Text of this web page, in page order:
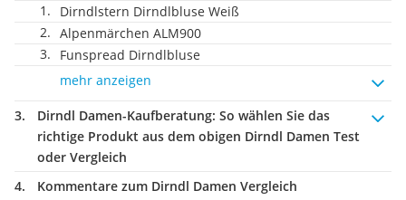
Dirndlstern Dirndlbluse Weiß
Alpenmärchen ALM900
Funspread Dirndlbluse
mehr anzeigen
Dirndl Damen-Kaufberatung: So wählen Sie das
richtige Produkt aus dem obigen Dirndl Damen Test
oder Vergleich
Kommentare zum Dirndl Damen Vergleich